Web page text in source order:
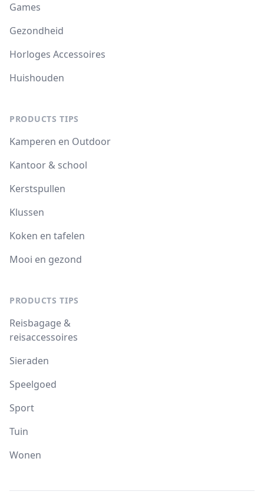
Games
Gezondheid
Horloges Accessoires
Huishouden
PRODUCTS TIPS
Kamperen en Outdoor
Kantoor & school
Kerstspullen
Klussen
Koken en tafelen
Mooi en gezond
PRODUCTS TIPS
Reisbagage &
reisaccessoires
Sieraden
Speelgoed
Sport
Tuin
Wonen